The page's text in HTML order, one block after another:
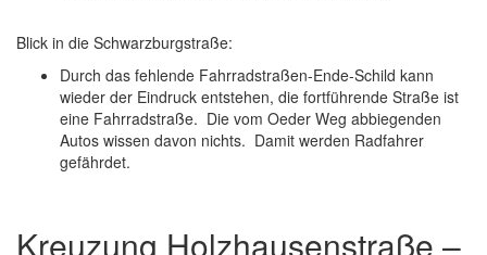
Blick in die Schwarzburgstraße:
Durch das fehlende Fahrradstraßen-Ende-Schild kann
wieder der Eindruck entstehen, die fortführende Straße ist
eine Fahrradstraße. Die vom Oeder Weg abbiegenden
Autos wissen davon nichts. Damit werden Radfahrer
gefährdet.
Kreuzung Holzhausenstraße –